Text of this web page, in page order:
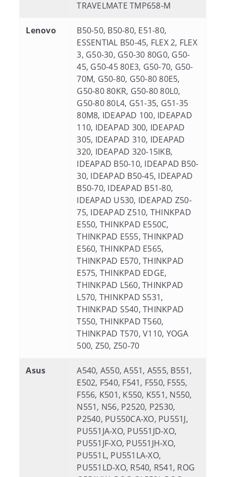
TRAVELMATE TMP658-M
Lenovo
B50-50, B50-80, E51-80,
ESSENTIAL B50-45, FLEX 2, FLEX
3, G50-30, G50-30 80G0, G50-
45, G50-45 80E3, G50-70, G50-
70M, G50-80, G50-80 80E5,
G50-80 80KR, G50-80 80L0,
G50-80 80L4, G51-35, G51-35
80M8, IDEAPAD 100, IDEAPAD
110, IDEAPAD 300, IDEAPAD
305, IDEAPAD 310, IDEAPAD
320, IDEAPAD 320-15IKB,
IDEAPAD B50-10, IDEAPAD B50-
30, IDEAPAD B50-45, IDEAPAD
B50-70, IDEAPAD B51-80,
IDEAPAD U530, IDEAPAD Z50-
75, IDEAPAD Z510, THINKPAD
E550, THINKPAD E550C,
THINKPAD E555, THINKPAD
E560, THINKPAD E565,
THINKPAD E570, THINKPAD
E575, THINKPAD EDGE,
THINKPAD L560, THINKPAD
L570, THINKPAD S531,
THINKPAD S540, THINKPAD
T550, THINKPAD T560,
THINKPAD T570, V110, YOGA
500, Z50, Z50-70
Asus
A540, A550, A551, A555, B551,
E502, F540, F541, F550, F555,
F556, K501, K550, K551, N550,
N551, N56, P2520, P2530,
P2540, PU550CA-XO, PU551J,
PU551JA-XO, PU551JD-XO,
PU551JF-XO, PU551JH-XO,
PU551L, PU551LA-XO,
PU551LD-XO, R540, R541, ROG